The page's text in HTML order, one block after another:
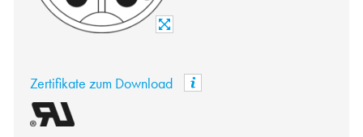
Zertifikate zum Download